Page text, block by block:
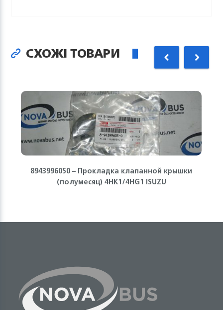
СХОЖІ ТОВАРИ
8943996050 – Прокладка клапанной крышки
(полумесяц) 4HK1/4HG1 ISUZU